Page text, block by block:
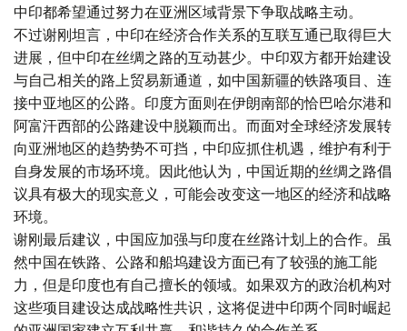
中印都希望通过努力在亚洲区域背景下争取战略主动。
不过谢刚坦言，中印在经济合作关系的互联互通已取得巨大
进展，但中印在丝绸之路的互动甚少。中印双方都开始建设
与自己相关的路上贸易新通道，如中国新疆的铁路项目、连
接中亚地区的公路。印度方面则在伊朗南部的恰巴哈尔港和
阿富汗西部的公路建设中脱颖而出。而面对全球经济发展转
向亚洲地区的趋势势不可挡，中印应抓住机遇，维护有利于
自身发展的市场环境。因此他认为，中国近期的丝绸之路倡
议具有极大的现实意义，可能会改变这一地区的经济和战略
环境。
谢刚最后建议，中国应加强与印度在丝路计划上的合作。虽
然中国在铁路、公路和船坞建设方面已有了较强的施工能
力，但是印度也有自己擅长的领域。如果双方的政治机构对
这些项目建设达成战略性共识，这将促进中印两个同时崛起